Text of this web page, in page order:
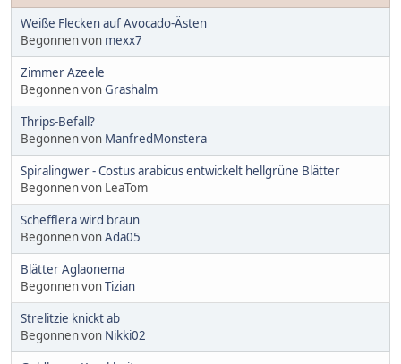
Weiße Flecken auf Avocado-Ästen
Begonnen von mexx7
Zimmer Azeele
Begonnen vonGrashalm
Thrips-Befall?
Begonnen von ManfredMonstera
Spiralingwer - Costus arabicus entwickelt hellgrüne Blätter
Begonnen von LeaTom
Schefflera wird braun
Begonnen vonAda05
Blätter Aglaonema
Begonnen vonTizian
Strelitzie knickt ab
Begonnen von Nikki02